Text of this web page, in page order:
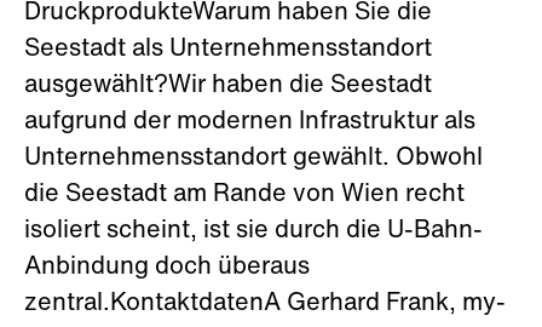
DruckprodukteWarum haben Sie die
Seestadt als Unternehmensstandort
ausgewählt?Wir haben die Seestadt
aufgrund der modernen Infrastruktur als
Unternehmensstandort gewählt. Obwohl
die Seestadt am Rande von Wien recht
isoliert scheint, ist sie durch die U-Bahn-
Anbindung doch überaus
zentral.KontaktdatenA Gerhard Frank, my-